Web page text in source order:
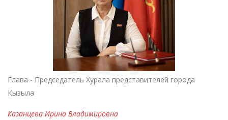
Глава - Председатель Хурала представителей города
Кызыла
Казанцева Ирина Владимировна